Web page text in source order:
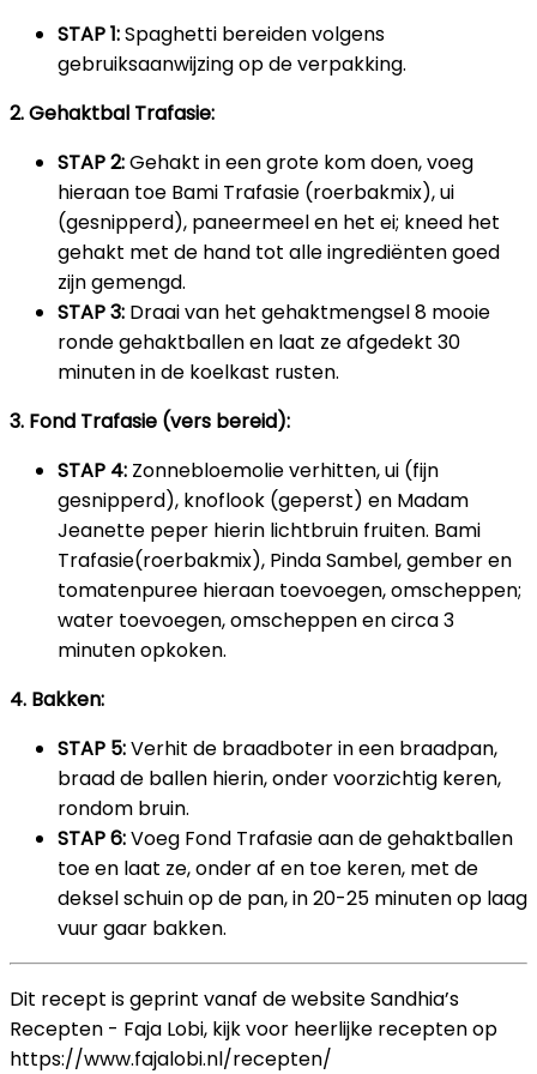
STAP 1:Spaghetti bereiden volgens
gebruiksaanwijzing op de verpakking.
2. Gehaktbal Trafasie:
STAP 2:Gehakt in een grote kom doen, voeg
hieraan toe Bami Trafasie (roerbakmix), ui
(gesnipperd), paneermeel en het ei; kneed het
gehakt met de hand tot alle ingrediënten goed
zijn gemengd.
STAP 3: Draai van het gehaktmengsel 8 mooie
ronde gehaktballen en laat ze afgedekt 30
minuten in de koelkast rusten.
3. Fond Trafasie (vers bereid):
STAP 4: Zonnebloemolie verhitten, ui (fijn
gesnipperd), knoflook (geperst) en Madam
Jeanette peper hierin lichtbruin fruiten. Bami
Trafasie(roerbakmix), Pinda Sambel, gember en
tomatenpuree hieraan toevoegen, omscheppen;
water toevoegen, omscheppen en circa 3
minuten opkoken.
4. Bakken:
STAP 5:Verhit de braadboter in een braadpan,
braad de ballen hierin, onder voorzichtig keren,
rondom bruin.
STAP 6:Voeg Fond Trafasie aan de gehaktballen
toe en laat ze, onder af en toe keren, met de
deksel schuin op de pan, in 20-25 minuten op laag
vuur gaar bakken.
Dit recept is geprint vanaf de website Sandhia’s
Recepten - Faja Lobi, kijk voor heerlijke recepten op
https://www.fajalobi.nl/recepten/